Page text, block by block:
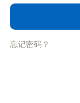
忘记密码？